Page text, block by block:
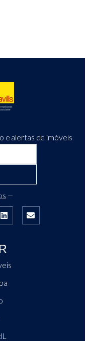
e alertas de imóveis
—